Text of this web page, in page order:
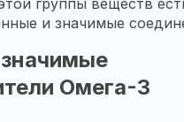
и значимые
Омега-3